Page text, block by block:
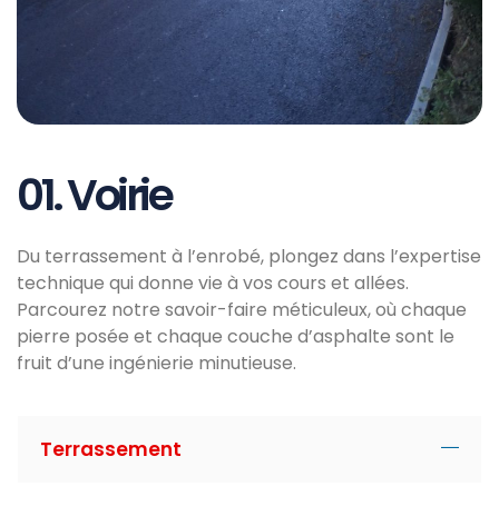
01. Voirie
Du terrassement à l’enrobé, plongez dans l’expertise
technique qui donne vie à vos cours et allées.
Parcourez notre savoir-faire méticuleux, où chaque
pierre posée et chaque couche d’asphalte sont le
fruit d’une ingénierie minutieuse.
Terrassement